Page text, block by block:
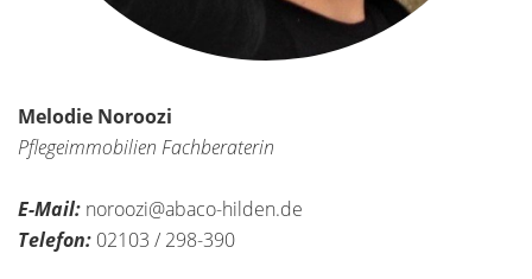
Melodie Noroozi
Pflegeimmobilien Fachberaterin
E-Mail: noroozi@abaco-hilden.de
Telefon: 02103 / 298-390